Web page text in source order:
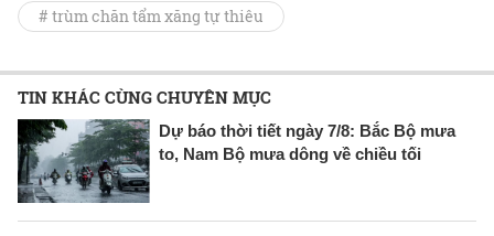
# trùm chăn tẩm xăng tự thiêu
TIN KHÁC CÙNG CHUYÊN MỤC
Dự báo thời tiết ngày 7/8: Bắc Bộ mưa
to, Nam Bộ mưa dông về chiều tối